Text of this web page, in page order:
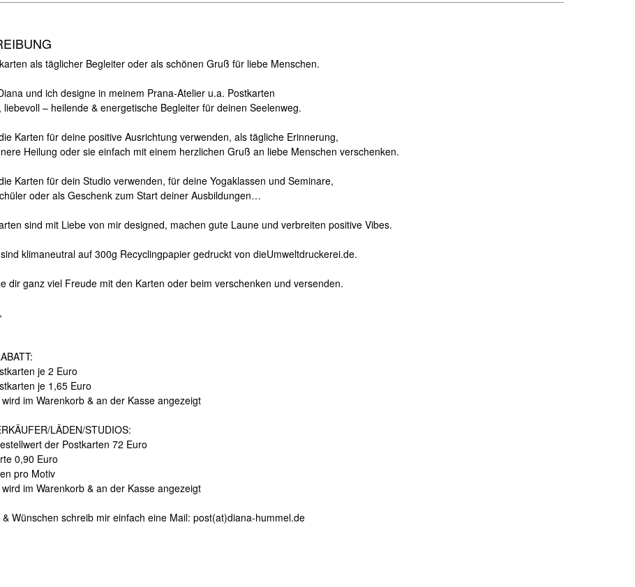
als täglicher Begleiter oder als schönen Gruß für liebe Menschen.
und ich designe in meinem Prana-Atelier u.a. Postkarten
liebevoll – heilende & energetische Begleiter für deinen Seelenweg.
Karten für deine positive Ausrichtung verwenden, als tägliche Erinnerung,
Heilung oder sie einfach mit einem herzlichen Gruß an liebe Menschen verschenken.
Karten für dein Studio verwenden, für deine Yogaklassen und Seminare,
oder als Geschenk zum Start deiner Ausbildungen…
sind mit Liebe von mir designed, machen gute Laune und verbreiten positive Vibes.
klimaneutral auf 300g Recyclingpapier gedruckt von dieUmweltdruckerei.de.
dir ganz viel Freude mit den Karten oder beim verschenken und versenden.
je 2 Euro
je 1,65 Euro
im Warenkorb & an der Kasse angezeigt
LÄDEN/STUDIOS:
der Postkarten 72 Euro
0,90 Euro
pro Motiv
im Warenkorb & an der Kasse angezeigt
Wünschen schreib mir einfach eine Mail: post(at)diana-hummel.de